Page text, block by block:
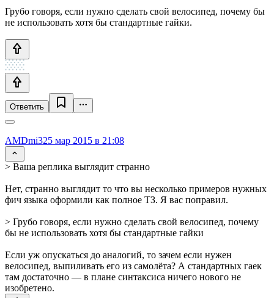
Грубо говоря, если нужно сделать свой велосипед, почему бы
не использовать хотя бы стандартные гайки.
Ответить
AMDmi325 мар 2015 в 21:08
> Ваша реплика выглядит странно
Нет, странно выглядит то что вы несколько примеров нужных
фич языка оформили как полное ТЗ. Я вас поправил.
> Грубо говоря, если нужно сделать свой велосипед, почему
бы не использовать хотя бы стандартные гайки
Если уж опускаться до аналогий, то зачем если нужен
велосипед, выпиливать его из самолёта? А стандартных гаек
там достаточно — в плане синтаксиса ничего нового не
изобретено.